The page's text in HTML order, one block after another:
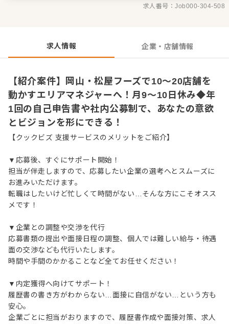
ンや希望部署を年1回申告する「自己申告書」の制度や、特
求人番号：Job000-304-508
求人情報 企業・店舗情報
【紹介案件】岡山・松屋フーズで10〜20店舗を
動かすエリアマネジャーへ！月9～10日休み◆年
1回の自己申告書や社内公募制で、あなたの意欲
とビジョンを形にできる！
【クックビズ 支援サービスのメリットをご紹介】
▼応募後、すぐにサポート開始！
担当が伴走しますので、応募したい企業の選考へとスムーズに
お進みいただけます。
転職はしたいけど忙しくて時間がない…そんな方にこそオスス
メです！
▼企業との調整や交渉を代行
応募書類の提出や面接日程の調整、個人では難しい給与・待遇
面の交渉なども代行いたします。
時間や手間のかかることなど全てお任せください！
▼内定獲得へ向けてサポート！
履歴書の書き方がわからない…面接に自信がない…という方も
安心。
企業ごとに担当がおりますので、履歴書作成や面接対策、求人